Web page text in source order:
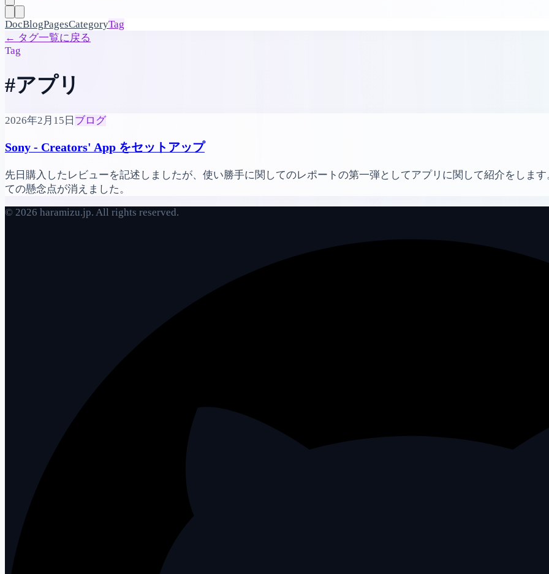
DocBlogPagesCategoryTag
← タグ一覧に戻る
Tag
#アプリ
2026年2月15日 ブログ
Sony - Creators' App をセットアップ
先日購入したレビューを記述しましたが、使い勝手に関してのレポートの第一弾としてアプリに関して紹介をしま
ての懸念点が消えました。
© 2026 haramizu.jp. All rights reserved.